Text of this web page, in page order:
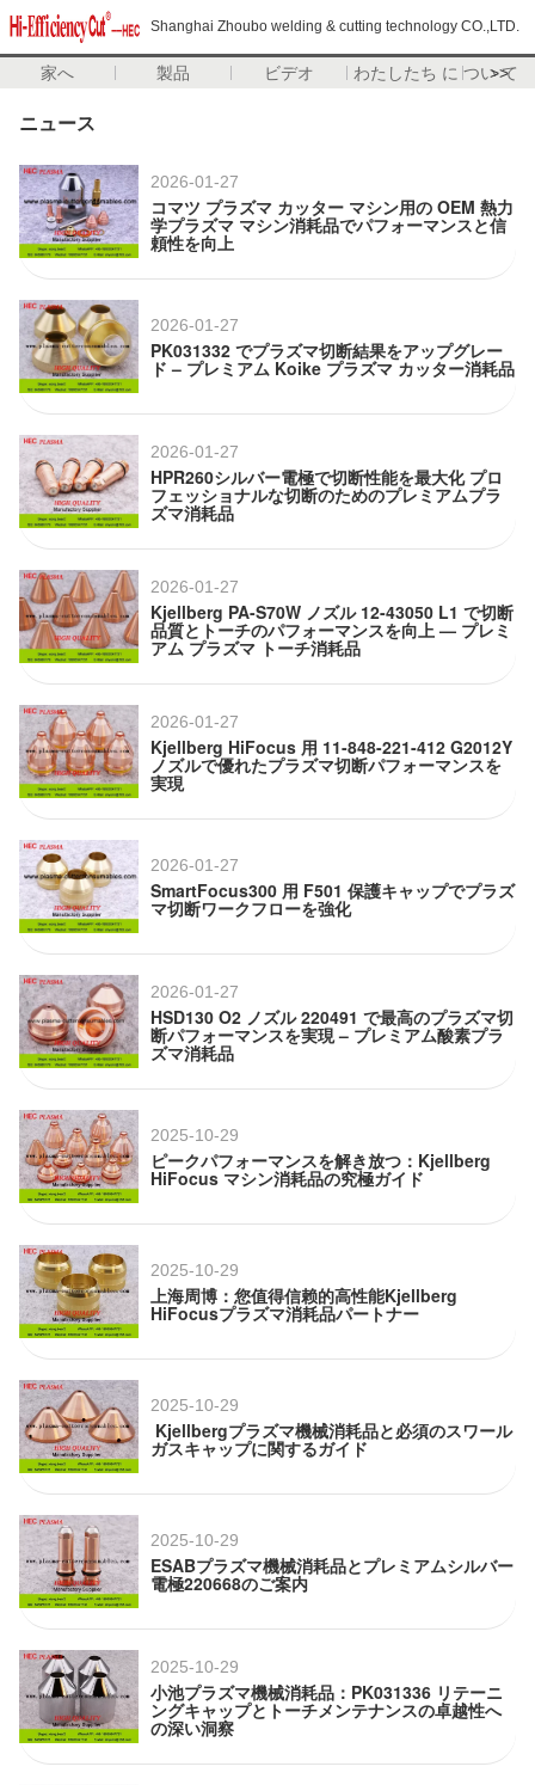
Shanghai Zhoubo welding & cutting technology CO.,LTD.
家へ 製品 ビデオ わたしたち に つい て
>>
ニュース
2026-01-27
コマツ プラズマ カッター マシン用の OEM 熱力
学プラズマ マシン消耗品でパフォーマンスと信
頼性を向上
2026-01-27
PK031332 でプラズマ切断結果をアップグレー
ド – プレミアム Koike プラズマ カッター消耗品
2026-01-27
HPR260シルバー電極で切断性能を最大化 プロ
フェッショナルな切断のためのプレミアムプラ
ズマ消耗品
2026-01-27
Kjellberg PA-S70W ノズル 12-43050 L1 で切断
品質とトーチのパフォーマンスを向上 — プレミ
アム プラズマ トーチ消耗品
2026-01-27
Kjellberg HiFocus 用 11-848-221-412 G2012Y
ノズルで優れたプラズマ切断パフォーマンスを
実現
2026-01-27
SmartFocus300 用 F501 保護キャップでプラズ
マ切断ワークフローを強化
2026-01-27
HSD130 O2 ノズル 220491 で最高のプラズマ切
断パフォーマンスを実現 – プレミアム酸素プラ
ズマ消耗品
2025-10-29
ピークパフォーマンスを解き放つ：Kjellberg
HiFocus マシン消耗品の究極ガイド
2025-10-29
上海周博：您值得信赖的高性能Kjellberg
HiFocusプラズマ消耗品パートナー
2025-10-29
Kjellbergプラズマ機械消耗品と必須のスワール
ガスキャップに関するガイド
2025-10-29
ESABプラズマ機械消耗品とプレミアムシルバー
電極220668のご案内
2025-10-29
小池プラズマ機械消耗品：PK031336 リテーニ
ングキャップとトーチメンテナンスの卓越性へ
の深い洞察